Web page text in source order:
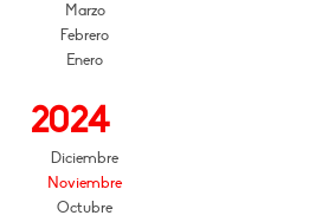
Marzo
Febrero
Enero
2024
Diciembre
Noviembre
Octubre